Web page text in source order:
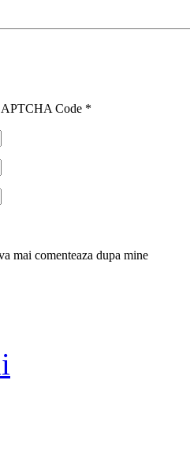
Code *
mai comenteaza dupa mine